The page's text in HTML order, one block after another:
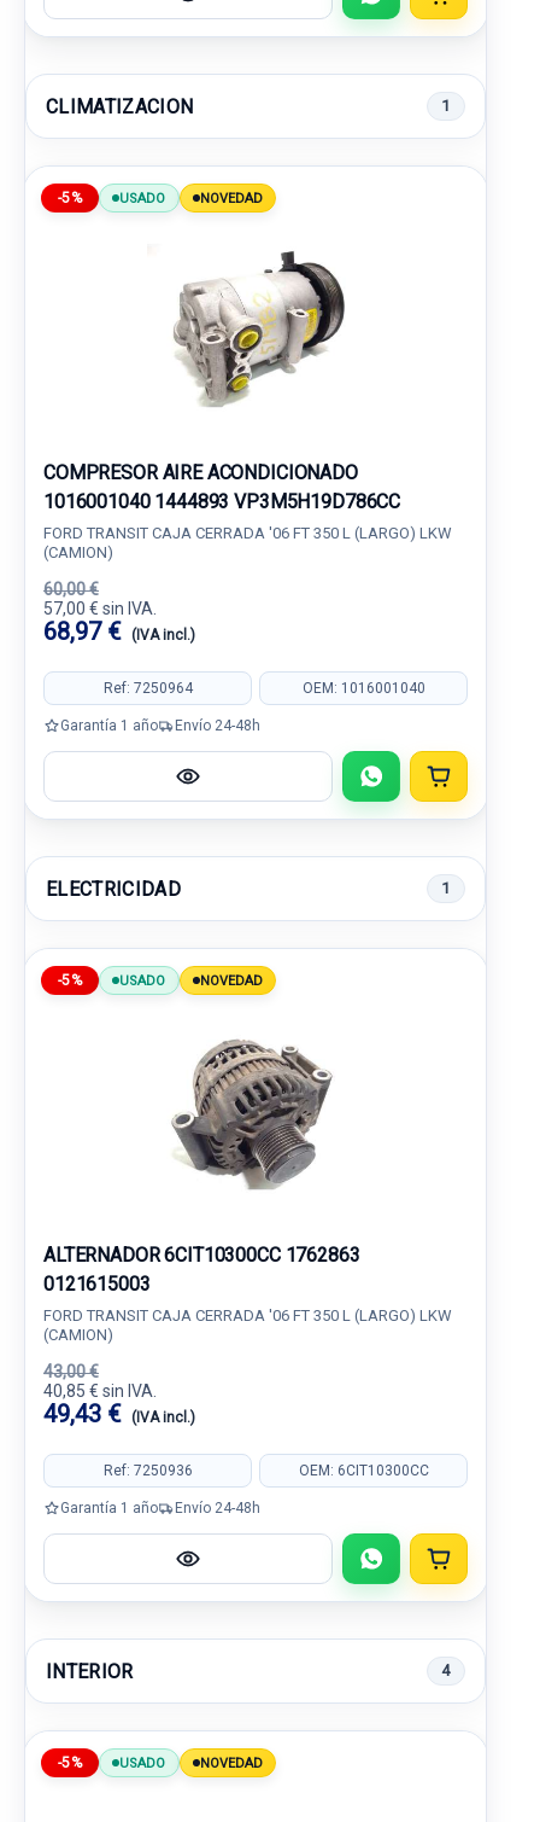
CLIMATIZACION 1
-5% USADO NOVEDAD
COMPRESOR AIRE ACONDICIONADO
1016001040 1444893 VP3M5H19D786CC
FORD TRANSIT CAJA CERRADA '06 FT 350 L (LARGO) LKW
(CAMION)
60,00 €
57,00 € sin IVA.
68,97 € (IVA incl.)
Ref: 7250964 OEM: 1016001040
Garantía 1 año Envío 24-48h
ELECTRICIDAD 1
-5% USADO NOVEDAD
ALTERNADOR 6CIT10300CC 1762863
0121615003
FORD TRANSIT CAJA CERRADA '06 FT 350 L (LARGO) LKW
(CAMION)
43,00 €
40,85 € sin IVA.
49,43 € (IVA incl.)
Ref: 7250936 OEM: 6CIT10300CC
Garantía 1 año Envío 24-48h
INTERIOR 4
-5% USADO NOVEDAD